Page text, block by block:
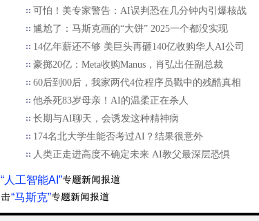
可怕！美专家警告：AI误判恐在几分钟内引爆核战
尴尬了：马斯克画的“大饼” 2025一个都没实现
14亿年薪还不够 美巨头再砸140亿收购华人AI公司
豪掷20亿：Meta收购Manus，肖弘出任副总裁
60后到00后，我家两代4位程序员戳中的残酷真相
他杀死83岁母亲！AI的温柔正在杀人
长期与AI聊天，会诱发这种精神病
174名北大学生能否考过AI？结果很意外
人类正走进高度不确定未来 AI教父最深层恐惧
“人工智能AI”
“马斯克”